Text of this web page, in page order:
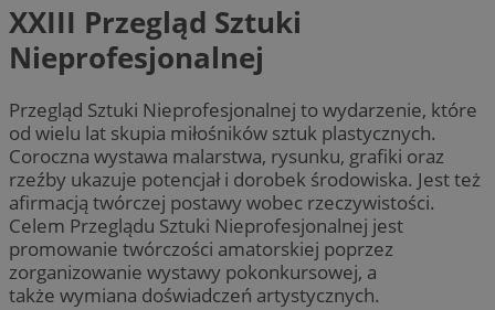
XXIII Przegląd Sztuki
Nieprofesjonalnej
Przegląd Sztuki Nieprofesjonalnej to wydarzenie, które
od wielu lat skupia miłośników sztuk plastycznych.
Coroczna wystawa malarstwa, rysunku, grafiki oraz
rzeźby ukazuje potencjał i dorobek środowiska. Jest też
afirmacją twórczej postawy wobec rzeczywistości.
Celem Przeglądu Sztuki Nieprofesjonalnej jest
promowanie twórczości amatorskiej poprzez
zorganizowanie wystawy pokonkursowej, a
także wymiana doświadczeń artystycznych.